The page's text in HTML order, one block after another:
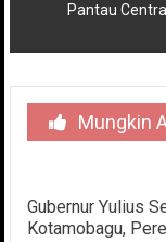
Pantau
Mungkin
Gubernur Yulius
Kotamobagu,